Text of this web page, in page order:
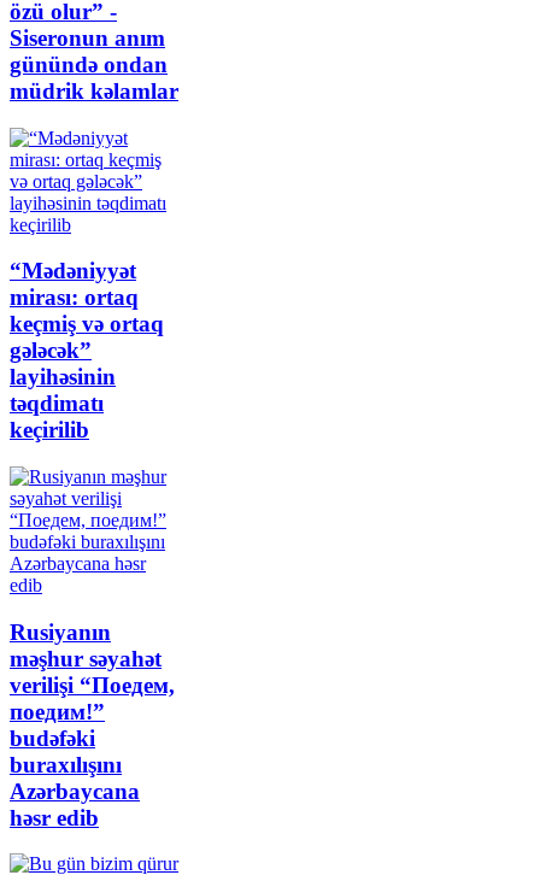
özü olur” -
Siseronun anım
günündə ondan
müdrik kəlamlar
“Mədəniyyət
mirası: ortaq
keçmiş və ortaq
gələcək”
layihəsinin
təqdimatı
keçirilib
Rusiyanın
məşhur səyahət
verilişi “Поедем,
поедим!”
budəfəki
buraxılışını
Azərbaycana
həsr edib